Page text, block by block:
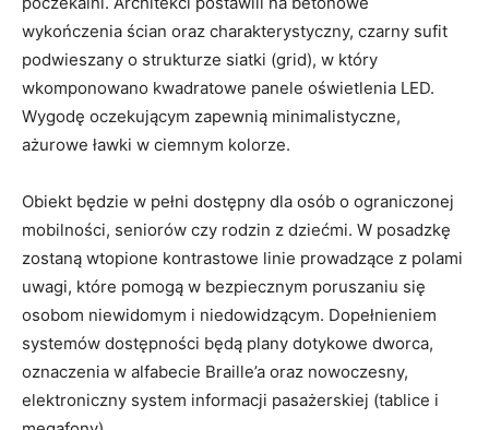
podwieszany o strukturze siatki (grid), w który
wkomponowano kwadratowe panele oświetlenia LED.
Wygodę oczekującym zapewnią minimalistyczne,
ażurowe ławki w ciemnym kolorze.
Obiekt będzie w pełni dostępny dla osób o ograniczonej
zostaną wtopione kontrastowe linie prowadzące z polami
uwagi, które pomogą w bezpiecznym poruszaniu się
osobom niewidomym i niedowidzącym. Dopełnieniem
systemów dostępności będą plany dotykowe dworca,
oznaczenia w alfabecie Braille’a oraz nowoczesny,
elektroniczny system informacji pasażerskiej (tablice i
megafony).